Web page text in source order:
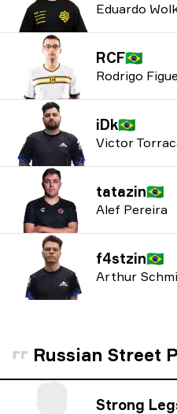
Eduardo
RCF🇧🇷
Rodrigo
iDk🇧🇷
Victor
tatazin🇧🇷
Alef Pereira
f4stzin🇧🇷
Arthur
Russian Street
Strong